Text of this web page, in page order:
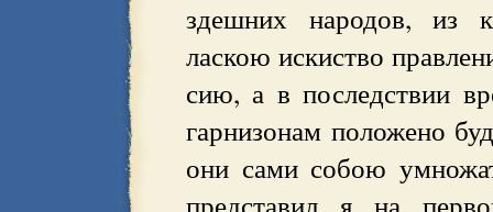
здешних народов, из
ласкою искиство
сию, а в последствии
гарнизонам положено
они сами собою